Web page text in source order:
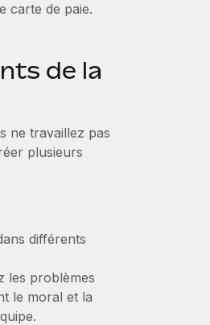
carte de paie.
de la
ne travaillez pas
plusieurs
différents
les problèmes
le moral et la